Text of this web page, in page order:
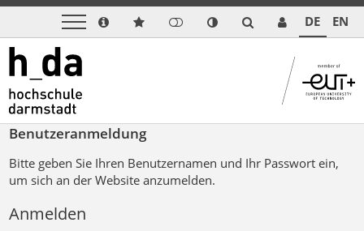
DE EN
Benutzeranmeldung
Bitte geben Sie Ihren Benutzernamen und Ihr Passwort ein,
um sich an der Website anzumelden.
Anmelden